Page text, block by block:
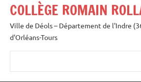
COLLÈGE ROMAIN
Ville de Déols – Département de l'Indre
d'Orléans-Tours